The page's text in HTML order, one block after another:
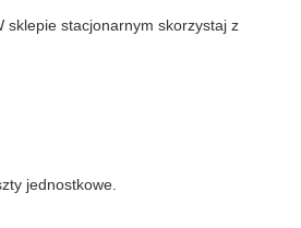
sklepie stacjonarnym skorzystaj z
jednostkowe.